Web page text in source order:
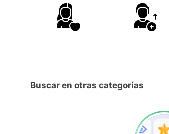
Buscar en otras categorías